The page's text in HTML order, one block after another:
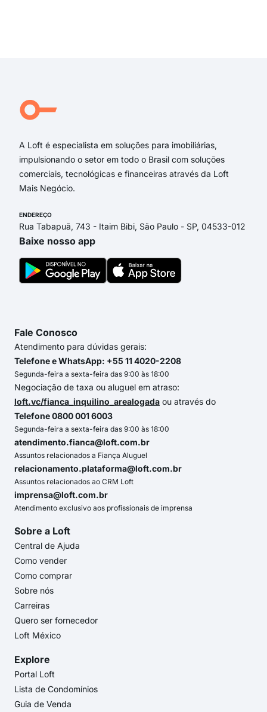
A Loft é especialista em soluções para imobiliárias,
impulsionando o setor em todo o Brasil com soluções
comerciais, tecnológicas e financeiras através da Loft
Mais Negócio.
ENDEREÇO
Rua Tabapuã, 743 - Itaim Bibi, São Paulo - SP, 04533-012
Baixe nosso app
Fale Conosco
Atendimento para dúvidas gerais:
Telefone e WhatsApp: +55 11 4020-2208
Segunda-feira a sexta-feira das 9:00 às 18:00
Negociação de taxa ou aluguel em atraso:
loft.vc/fianca_inquilino_arealogada ou através do
Telefone 0800 001 6003
Segunda-feira a sexta-feira das 9:00 às 18:00
atendimento.fianca@loft.com.br
Assuntos relacionados a Fiança Aluguel
relacionamento.plataforma@loft.com.br
Assuntos relacionados ao CRM Loft
imprensa@loft.com.br
Atendimento exclusivo aos profissionais de imprensa
Sobre a Loft
Central de Ajuda
Como vender
Como comprar
Sobre nós
Carreiras
Quero ser fornecedor
Loft México
Explore
Portal Loft
Lista de Condomínios
Guia de Venda